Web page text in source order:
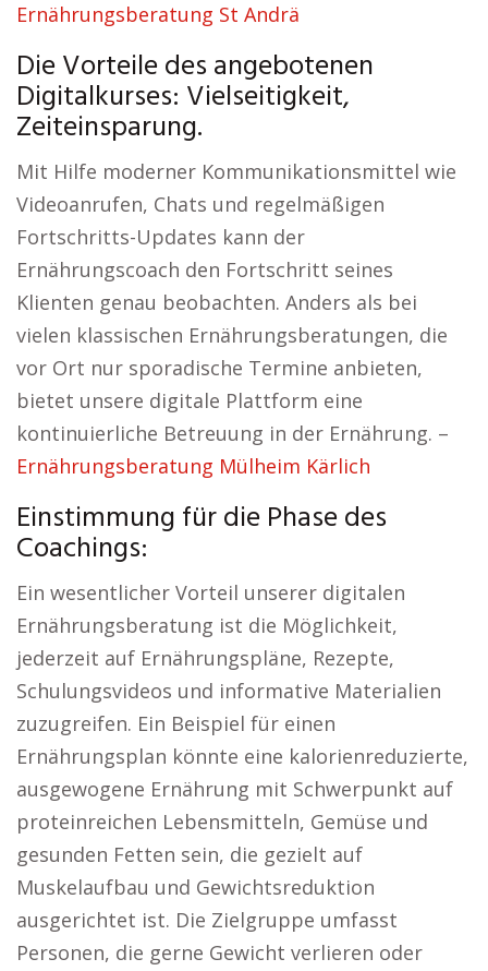
Ernährungsberatung St Andrä
Die Vorteile des angebotenen
Digitalkurses: Vielseitigkeit,
Zeiteinsparung.
Mit Hilfe moderner Kommunikationsmittel wie
Videoanrufen, Chats und regelmäßigen
Fortschritts-Updates kann der
Ernährungscoach den Fortschritt seines
Klienten genau beobachten. Anders als bei
vielen klassischen Ernährungsberatungen, die
vor Ort nur sporadische Termine anbieten,
bietet unsere digitale Plattform eine
kontinuierliche Betreuung in der Ernährung. –
Ernährungsberatung Mülheim Kärlich
Einstimmung für die Phase des
Coachings:
Ein wesentlicher Vorteil unserer digitalen
Ernährungsberatung ist die Möglichkeit,
jederzeit auf Ernährungspläne, Rezepte,
Schulungsvideos und informative Materialien
zuzugreifen. Ein Beispiel für einen
Ernährungsplan könnte eine kalorienreduzierte,
ausgewogene Ernährung mit Schwerpunkt auf
proteinreichen Lebensmitteln, Gemüse und
gesunden Fetten sein, die gezielt auf
Muskelaufbau und Gewichtsreduktion
ausgerichtet ist. Die Zielgruppe umfasst
Personen, die gerne Gewicht verlieren oder